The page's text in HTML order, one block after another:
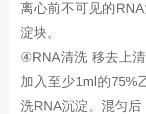
离心前不可见的RNA
淀块。
④RNA清洗 移去上
加入至少1ml的75%
洗RNA沉淀。混匀后